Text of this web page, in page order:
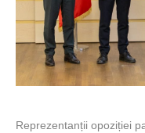
Reprezentanții opoziției